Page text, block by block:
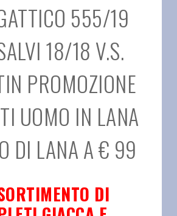
555/19
18/18 V.S.
PROMOZIONE
UOMO IN LANA
DI LANA A € 99
DI